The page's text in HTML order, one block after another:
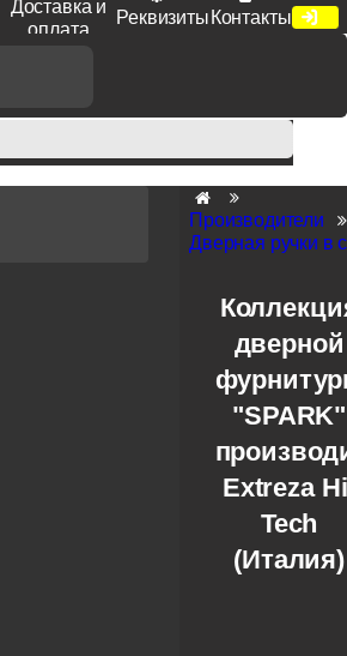
Доставка и
оплата
Реквизиты Контакты
на сайте 7% при заказе от 50 тыс. руб
Tupai, Extreza, Melodia, Forme при
Производители
Дверная ручки в
дверной
"SPARK"
Extreza
Tech
(Италия)